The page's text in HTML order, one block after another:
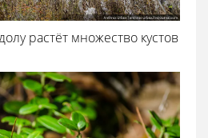
растёт множество кустов